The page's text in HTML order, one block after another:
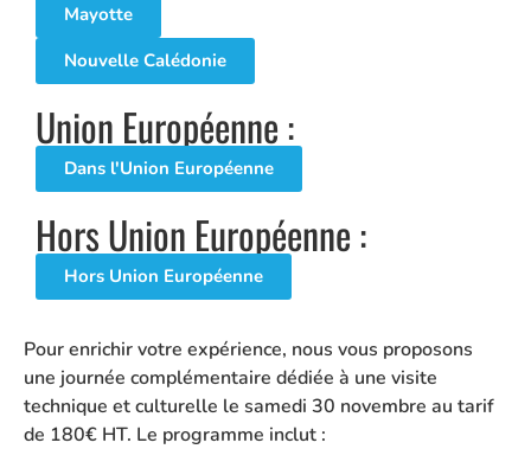
Mayotte
Nouvelle Calédonie
Union Européenne :
Dans l'Union Européenne
Hors Union Européenne :
Hors Union Européenne
Pour enrichir votre expérience, nous vous proposons
une journée complémentaire dédiée à une visite
technique et culturelle le samedi 30 novembre au tarif
de 180€ HT. Le programme inclut :